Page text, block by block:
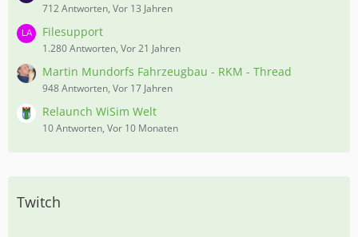
712 Antworten, Vor 13 Jahren
Filesupport
1.280 Antworten, Vor 21 Jahren
Martin Mundorfs Fahrzeugbau - RKM - Thread
948 Antworten, Vor 17 Jahren
Relaunch WiSim Welt
10 Antworten, Vor 10 Monaten
Twitch